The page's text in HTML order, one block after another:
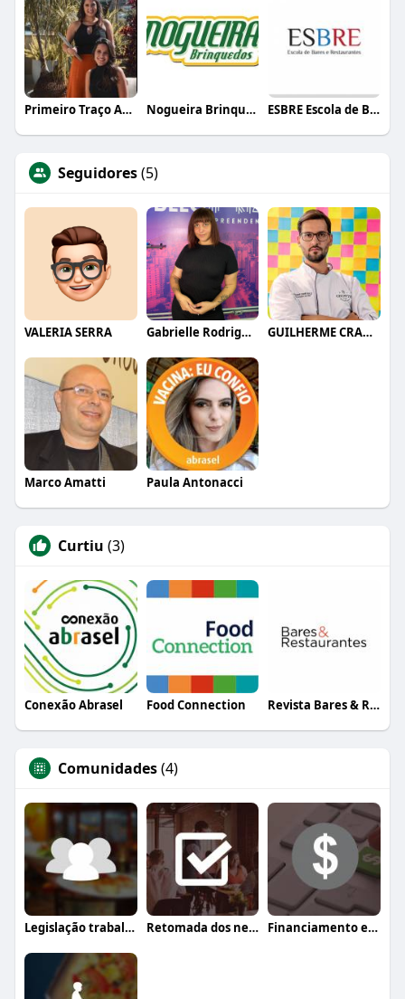
Primeiro Traço Arquitetura Nogueira Brinquedos ESBRE Escola de Bares e Restaurantes
Seguidores(5)
VALERIA SERRA Gabrielle Rodrigues GUILHERME CRAMER BALLE
Marco Amatti Paula Antonacci
Curtiu (3)
Conexão Abrasel Food Connection Revista Bares & Restaurantes
Comunidades(4)
Legislação trabalhista Retomada dos negócios Financiamento e crédito